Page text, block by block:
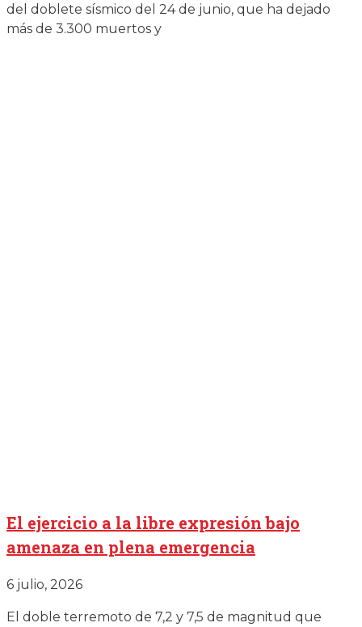
del doblete sísmico del 24 de junio, que ha dejado
más de 3.300 muertos y
El ejercicio a la libre expresión bajo
amenaza en plena emergencia
6 julio, 2026
El doble terremoto de 7,2 y 7,5 de magnitud que